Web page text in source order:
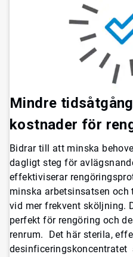
Mindre
kostnader för
Bidrar till att minska
dagligt steg för
effektiviserar
minska arbetsinsatsen
vid mer frekvent sköljning.
perfekt för rengöring och
renrum. Det här sterila,
desinficeringskoncentratet